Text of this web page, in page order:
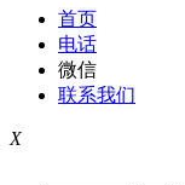
首页
电话
微信
联系我们
X